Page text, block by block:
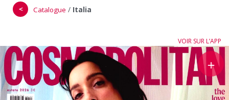
＜ Catalogue / Italia
VOIR SUR L’APP
＋